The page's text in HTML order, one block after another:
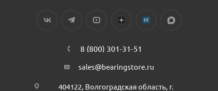
8 (800) 301-31-51
sales@bearingstore.ru
404122, Волгоградская область, г.